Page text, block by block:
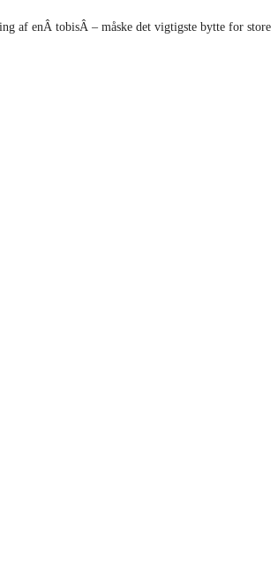
af enÂ tobisÂ – måske det vigtigste bytte for store